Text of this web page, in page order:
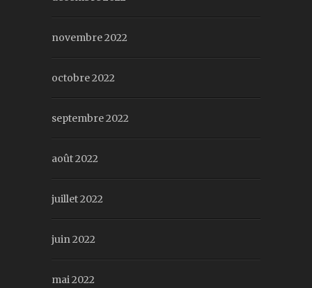
novembre 2022
octobre 2022
septembre 2022
août 2022
juillet 2022
juin 2022
mai 2022